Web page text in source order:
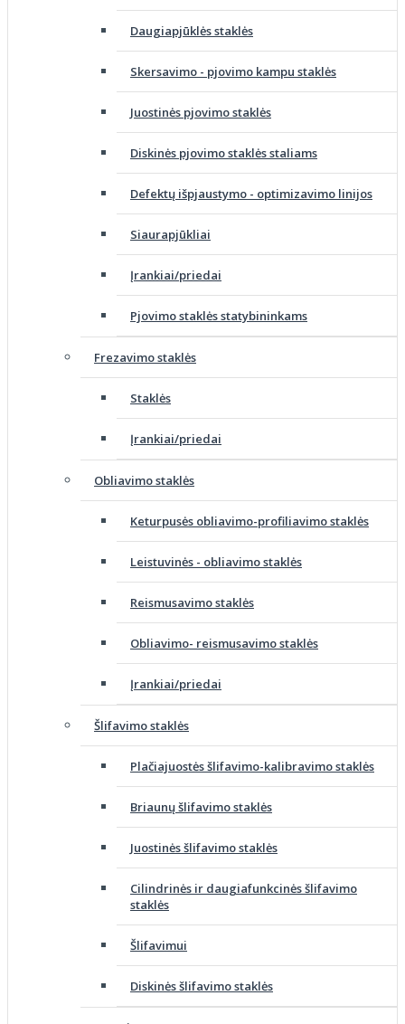
Daugiapjūklės staklės
Skersavimo - pjovimo kampu staklės
Juostinės pjovimo staklės
Diskinės pjovimo staklės staliams
Defektų išpjaustymo - optimizavimo linijos
Siaurapjūkliai
Įrankiai/priedai
Pjovimo staklės statybininkams
Frezavimo staklės
Staklės
Įrankiai/priedai
Obliavimo staklės
Keturpusės obliavimo-profiliavimo staklės
Leistuvinės - obliavimo staklės
Reismusavimo staklės
Obliavimo- reismusavimo staklės
Įrankiai/priedai
Šlifavimo staklės
Plačiajuostės šlifavimo-kalibravimo staklės
Briaunų šlifavimo staklės
Juostinės šlifavimo staklės
Cilindrinės ir daugiafunkcinės šlifavimo
staklės
Šlifavimui
Diskinės šlifavimo staklės